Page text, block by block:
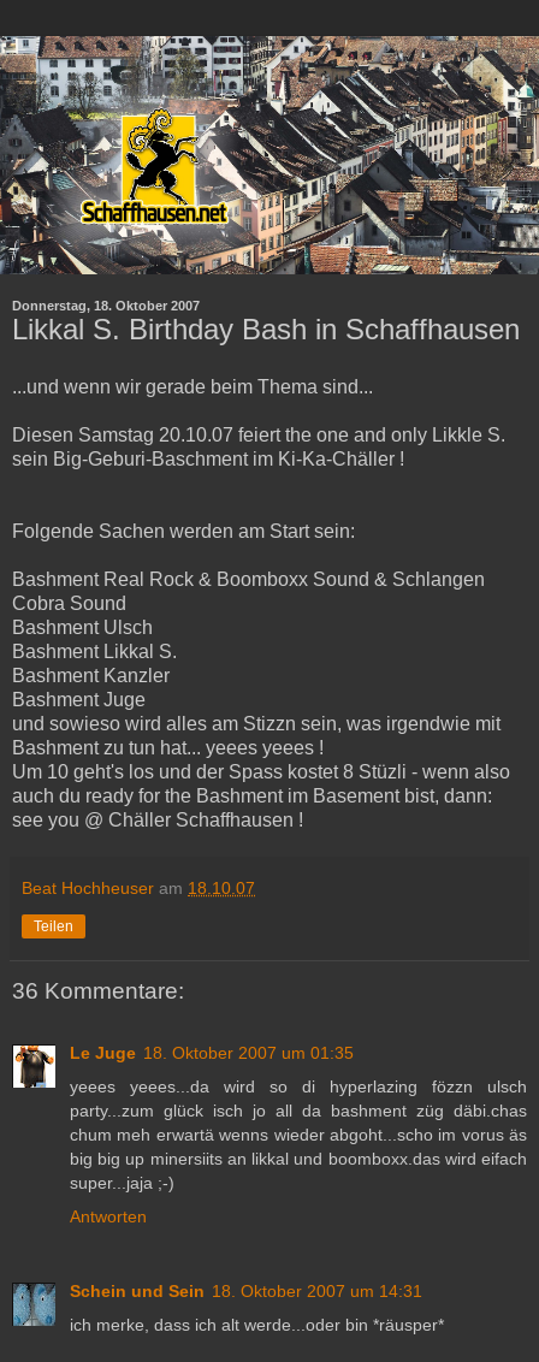
Donnerstag, 18. Oktober 2007
Likkal S. Birthday Bash in Schaffhausen
...und wenn wir gerade beim Thema sind...
Diesen Samstag 20.10.07 feiert the one and only Likkle S.
sein Big-Geburi-Baschment im Ki-Ka-Chäller !
Folgende Sachen werden am Start sein:
Bashment Real Rock & Boomboxx Sound & Schlangen
Cobra Sound
Bashment Ulsch
Bashment Likkal S.
Bashment Kanzler
Bashment Juge
und sowieso wird alles am Stizzn sein, was irgendwie mit
Bashment zu tun hat... yeees yeees !
Um 10 geht's los und der Spass kostet 8 Stüzli - wenn also
auch du ready for the Bashment im Basement bist, dann:
see you @ Chäller Schaffhausen !
Beat Hochheuser am 18.10.07
Teilen
36 Kommentare:
Le Juge 18. Oktober 2007 um 01:35
yeees yeees...da wird so di hyperlazing fözzn ulsch
party...zum glück isch jo all da bashment züg däbi.chas
chum meh erwartä wenns wieder abgoht...scho im vorus äs
big big up minersiits an likkal und boomboxx.das wird eifach
super...jaja ;-)
Antworten
Schein und Sein 18. Oktober 2007 um 14:31
ich merke, dass ich alt werde...oder bin *räusper*